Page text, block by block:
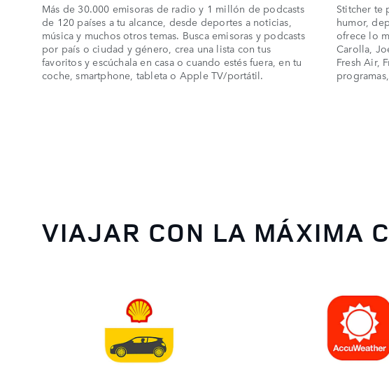
Más de 30.000 emisoras de radio y 1 millón de podcasts
de 120 países a tu alcance, desde deportes a noticias,
música y muchos otros temas. Busca emisoras y podcasts
por país o ciudad y género, crea una lista con tus
favoritos y escúchala en casa o cuando estés fuera, en tu
coche, smartphone, tableta o Apple TV/portátil.
Stitcher te
humor,
ofrece lo
Carolla,
Fresh Air,
VIAJAR CON LA MÁXIMA